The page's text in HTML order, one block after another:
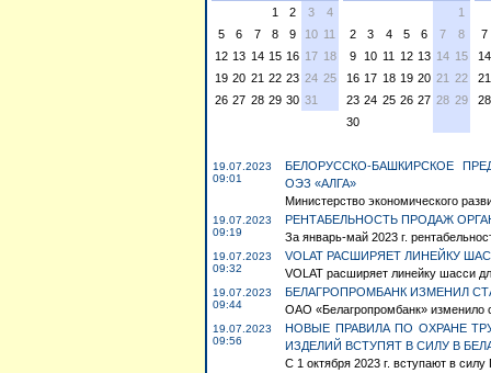
1 2 3
4
5
6 7 8 9 10 11
12 13 14 15 16 17 18
19 20 21 22 23 24 25
26 27 28 29 30 31
1
2
3 4 5 6 7
8
9
10 11 12 13 14 15
16 17 18 19 20 21 22
23 24 25 26 27 28 29
30
7
14
21
28
19.07.2023
09:01
БЕЛОРУССКО-БАШКИРСКОЕ
ОЭЗ «АЛГА»
Министерство экономического
19.07.2023
09:19
РЕНТАБЕЛЬНОСТЬ ПРОДАЖ
За январь-май 2023 г.
19.07.2023
09:32
VOLAT РАСШИРЯЕТ ЛИНЕЙКУ
VOLAT расширяет линейку шасси
19.07.2023
09:44
БЕЛАГРОПРОМБАНК ИЗМЕНИЛ
ОАО «Белагропромбанк» изменило
19.07.2023
09:56
НОВЫЕ ПРАВИЛА ПО ОХРАНЕ
ИЗДЕЛИЙ ВСТУПЯТ В СИЛУ В
С 1 октября 2023 г. вступают в